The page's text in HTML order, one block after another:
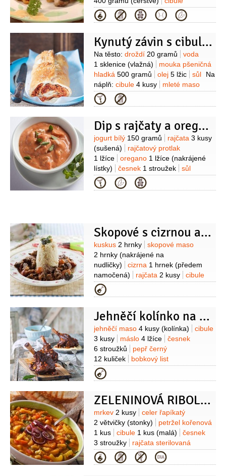
1 kus
česnek2,5 stroužku sůl
Kategorie
Kynutý závin s cibulí a mletým masem
Suroviny
Na těsto: droždí 20 gramů
voda
1 sklenice (vlažná)
mouka pšeničná
hladká 500 gramů olej 5 lžic sůl
Na
náplň: cibule 4 kusy
mleté maso
350 gramů
protlak180 gramů
hořčice plnotučná
2 lžičky
paprika sladká (mletá)
Kromě toho: mouka pšeničná hladká
(na vál)
vejce (na potření)
Kategorie
Dip s rajčaty a oreganem
Suroviny
jogurt bílý 150 gramů rajčata 3 kusy
(sušená)
rajčatový protlak
1 lžíce
oregano 1 lžíce (nakrájené
lístky)
česnek 1 stroužek sůl
Kategorie
Skopové s cizrnou a kuskusem
Suroviny
kuskus 2 hrnky
skopové maso
2 hrnky (nakrájené na
nudličky)
cizrna 1 hrnek (předem
namočená)
rajčata 2 kusy
cibule
1 kus
(12%)
rajčatový protlak2 lžíce
olej
Kategorie
Jehněčí kolínko na víně
Suroviny
jehněčí maso 4 kusy (kolínka)
cibule
3 kusy
máslo 4 lžíce
česnek
6 stroužků
pepř černý
12 kuliček
bobkový list
4 kusy
4 lžíce
rozmarýn4 snítky
víno
Kategorie
ZELENINOVÁ RIBOLLITA
Suroviny
mrkev 2 kusy
celer řapíkatý
2 větvičky (stonky)
petržel kořenová
1 kus
cibule 1 kus (malá)
česnek
3 stroužky
rajčata sterilovaná
400 gramů
rajčatový protlak
3 lžíce
vývar zeleninový1 litr
fazole
Kategorie